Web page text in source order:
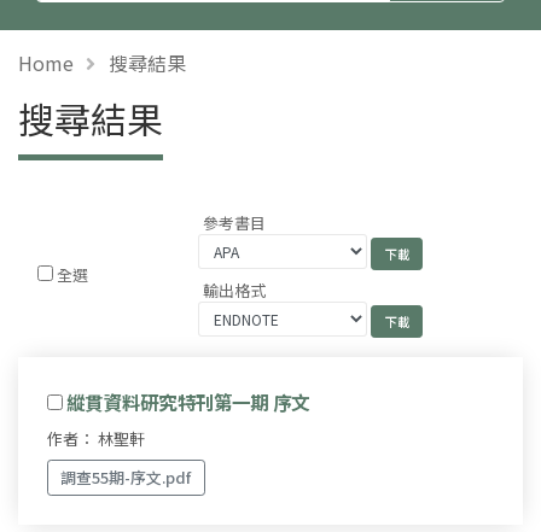
Home 搜尋結果
搜尋結果
全選
參考書目
輸出格式
縱貫資料研究特刊第一期 序文
作者： 林聖軒
調查55期-序文.pdf